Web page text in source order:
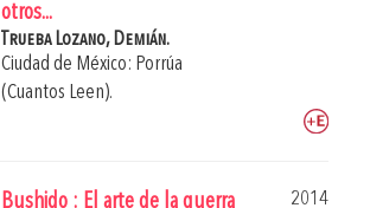
otros...
Trueba Lozano, Demián.
Ciudad de México: Porrúa
(Cuantos Leen).
Bushido : El arte de la guerra 2014